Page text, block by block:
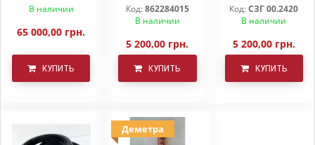
бак на сівалку
В наличии
65 000,00 грн.
КУПИТЬ
3,6(5,4)
Код:862284015
В наличии
5 200,00 грн.
КУПИТЬ
СЗ 3,6 СЗ 5,4 СЗП
СЗТ
Код:СЗГ 00.2420
В наличии
5 200,00 грн.
КУПИТЬ
Деметра